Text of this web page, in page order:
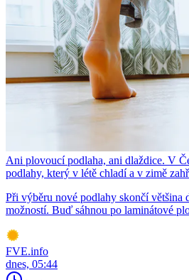
Ani plovoucí podlaha, ani dlaždice. V
podlahy, který v létě chladí a v zimě
Při výběru nové podlahy skončí většina
možností. Buď sáhnou po laminátové
FVE.info
dnes, 05:44